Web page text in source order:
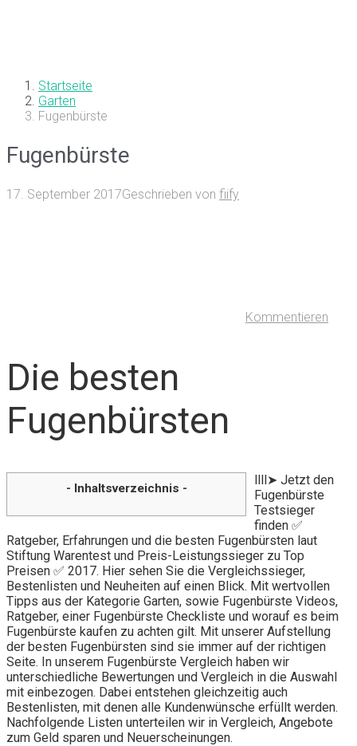
Startseite
Garten
Fugenbürste
Fugenbürste
17. September 2017Geschrieben von fiify
Kommentieren
Die besten
Fugenbürsten
- Inhaltsverzeichnis -
llll➤ Jetzt den
Fugenbürste
Testsieger
finden ✅
Ratgeber, Erfahrungen und die besten Fugenbürsten laut
Stiftung Warentest und Preis-Leistungssieger zu Top
Preisen ✅ 2017. Hier sehen Sie die Vergleichssieger,
Bestenlisten und Neuheiten auf einen Blick. Mit wertvollen
Tipps aus der Kategorie Garten, sowie Fugenbürste Videos,
Ratgeber, einer Fugenbürste Checkliste und worauf es beim
Fugenbürste kaufen zu achten gilt. Mit unserer Aufstellung
der besten Fugenbürsten sind sie immer auf der richtigen
Seite. In unserem Fugenbürste Vergleich haben wir
unterschiedliche Bewertungen und Vergleich in die Auswahl
mit einbezogen. Dabei entstehen gleichzeitig auch
Bestenlisten, mit denen alle Kundenwünsche erfüllt werden.
Nachfolgende Listen unterteilen wir in Vergleich, Angebote
zum Geld sparen und Neuerscheinungen.